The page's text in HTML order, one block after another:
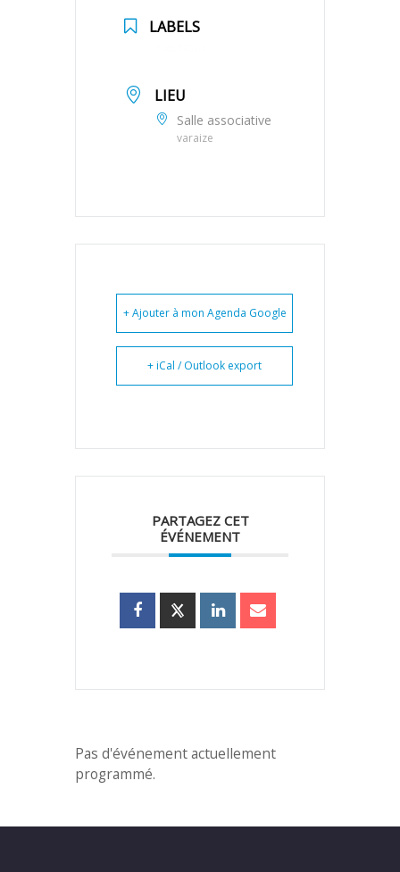
LABELS
LIEU
Salle associative
varaize
+ Ajouter à mon Agenda Google
+ iCal / Outlook export
PARTAGEZ CET
ÉVÉNEMENT
Pas d'événement actuellement
programmé.